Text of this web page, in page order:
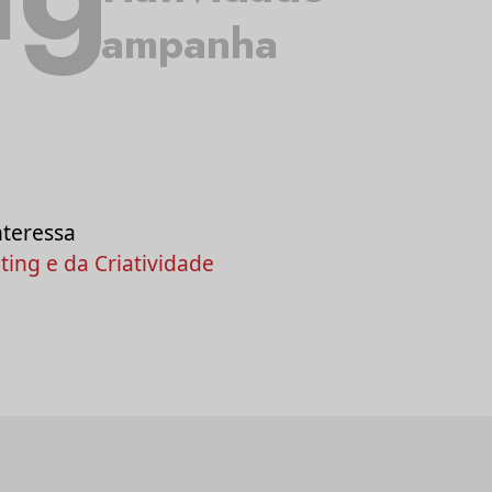
campanha
e da Criatividade